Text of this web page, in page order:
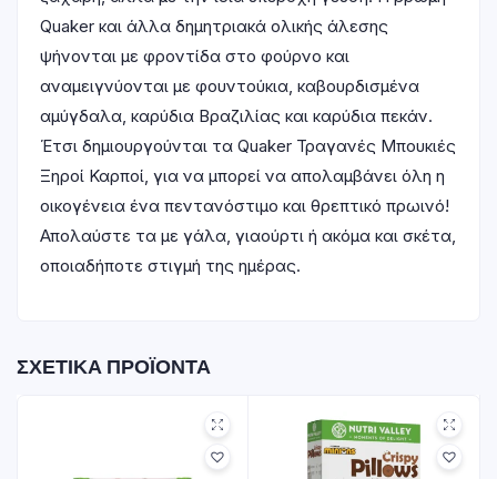
Quaker και άλλα δημητριακά ολικής άλεσης
ψήνονται με φροντίδα στο φούρνο και
αναμειγνύονται με φουντούκια, καβουρδισμένα
αμύγδαλα, καρύδια Βραζιλίας και καρύδια πεκάν.
Έτσι δημιουργούνται τα Quaker Τραγανές Μπουκιές
Ξηροί Καρποί, για να μπορεί να απολαμβάνει όλη η
οικογένεια ένα πεντανόστιμο και θρεπτικό πρωινό!
Απολαύστε τα με γάλα, γιαούρτι ή ακόμα και σκέτα,
οποιαδήποτε στιγμή της ημέρας.
ΣΧΕΤΙΚΆ ΠΡΟΪΌΝΤΑ